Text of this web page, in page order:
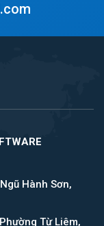
Hành Sơn,
Từ Liêm,